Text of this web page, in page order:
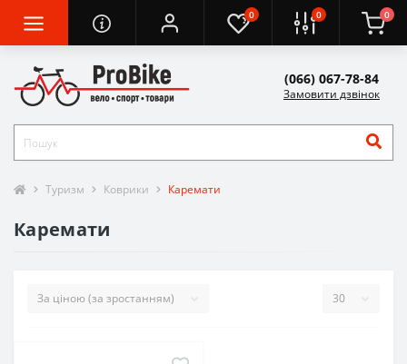
0 0 0
(066) 067-78-84
Замовити дзвінок
Туризм Коврики Каремати
Каремати